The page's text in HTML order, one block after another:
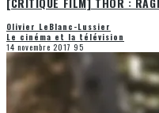
Olivier LeBlanc-Lussier
Le cinéma et la télévision
14 novembre 2017 95